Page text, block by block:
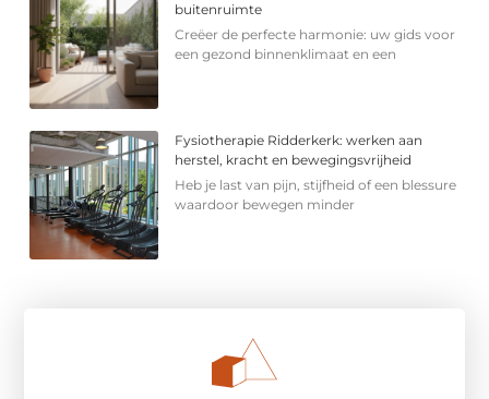
buitenruimte
Creëer de perfecte harmonie: uw gids voor
een gezond binnenklimaat en een
Fysiotherapie Ridderkerk: werken aan
herstel, kracht en bewegingsvrijheid
Heb je last van pijn, stijfheid of een blessure
waardoor bewegen minder